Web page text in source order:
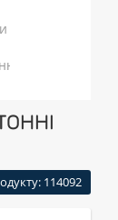
114092